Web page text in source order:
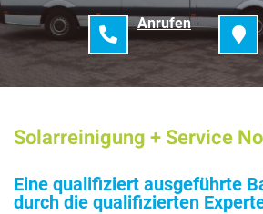
Anrufen
Solarreinigung + Service
Eine qualifiziert ausgeführte
durch die qualifizierten